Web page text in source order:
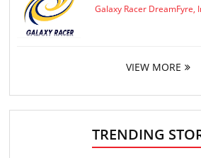
Galaxy Racer DreamFyre,
VIEW MORE
TRENDING